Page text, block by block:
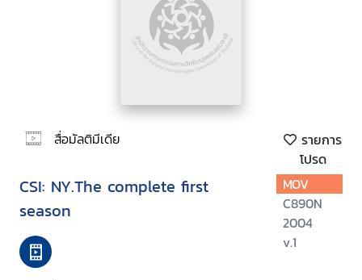
สื่อมัลติมีเดีย
รายการ
โปรด
CSI: NY.The complete first
season
MOV
C890N
2004
v.1